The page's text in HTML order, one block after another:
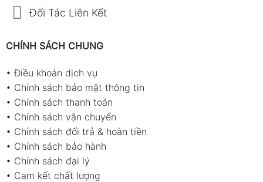
Đối Tác Liên Kết
CHÍNH SÁCH CHUNG
•Điều khoản dịch vụ
• Chính sách bảo mật thông tin
• Chính sách thanh toán
• Chính sách vận chuyển
• Chính sách đổi trả & hoàn tiền
• Chính sách bảo hành
• Chính sách đại lý
• Cam kết chất lượng